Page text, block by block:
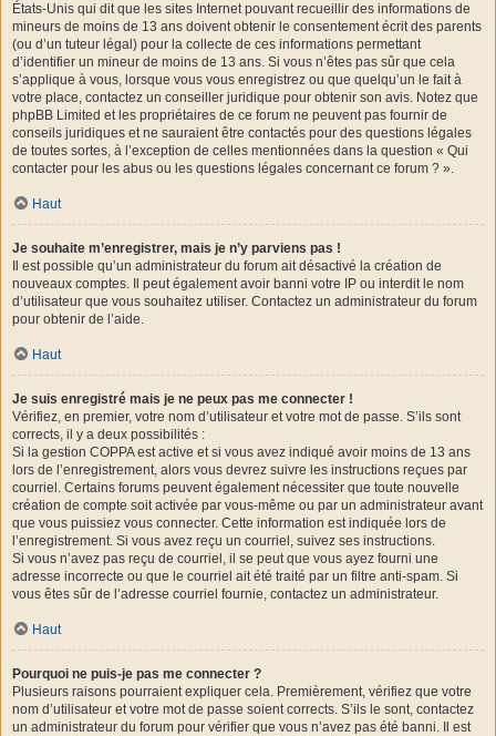
États-Unis qui dit que les sites Internet pouvant recueillir des informations de
mineurs de moins de 13 ans doivent obtenir le consentement écrit des parents
(ou d’un tuteur légal) pour la collecte de ces informations permettant
d’identifier un mineur de moins de 13 ans. Si vous n’êtes pas sûr que cela
s’applique à vous, lorsque vous vous enregistrez ou que quelqu’un le fait à
votre place, contactez un conseiller juridique pour obtenir son avis. Notez que
phpBB Limited et les propriétaires de ce forum ne peuvent pas fournir de
conseils juridiques et ne sauraient être contactés pour des questions légales
de toutes sortes, à l’exception de celles mentionnées dans la question « Qui
contacter pour les abus ou les questions légales concernant ce forum ? ».
Haut
Je souhaite m’enregistrer, mais je n’y parviens pas !
Il est possible qu’un administrateur du forum ait désactivé la création de
nouveaux comptes. Il peut également avoir banni votre IP ou interdit le nom
d’utilisateur que vous souhaitez utiliser. Contactez un administrateur du forum
pour obtenir de l’aide.
Haut
Je suis enregistré mais je ne peux pas me connecter !
Vérifiez, en premier, votre nom d’utilisateur et votre mot de passe. S’ils sont
corrects, il y a deux possibilités :
Si la gestion COPPA est active et si vous avez indiqué avoir moins de 13 ans
lors de l’enregistrement, alors vous devrez suivre les instructions reçues par
courriel. Certains forums peuvent également nécessiter que toute nouvelle
création de compte soit activée par vous-même ou par un administrateur avant
que vous puissiez vous connecter. Cette information est indiquée lors de
l’enregistrement. Si vous avez reçu un courriel, suivez ses instructions.
Si vous n’avez pas reçu de courriel, il se peut que vous ayez fourni une
adresse incorrecte ou que le courriel ait été traité par un filtre anti-spam. Si
vous êtes sûr de l’adresse courriel fournie, contactez un administrateur.
Haut
Pourquoi ne puis-je pas me connecter ?
Plusieurs raisons pourraient expliquer cela. Premièrement, vérifiez que votre
nom d’utilisateur et votre mot de passe soient corrects. S’ils le sont, contactez
un administrateur du forum pour vérifier que vous n’avez pas été banni. Il est